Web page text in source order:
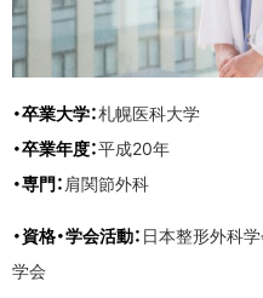
・卒業大学：札幌医科大学
・卒業年度：平成20年
・専門：肩関節外科
・資格・学会活動： 日本整形外科
学会